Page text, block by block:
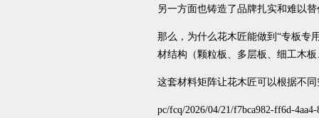
另一方面也铸造了品牌扎实和难以
那么，为什么花木匠能做到“专板专
材结构（颗粒板、多层板、细工木
这套材料矩阵让花木匠可以根据不
pc/fcq/2026/04/21/f7bca982-ff6d-